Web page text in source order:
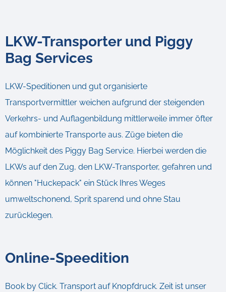
LKW-Transporter und Piggy
Bag Services
LKW-Speditionen und gut organisierte
Transportvermittler weichen aufgrund der steigenden
Verkehrs- und Auflagenbildung mittlerweile immer öfter
auf kombinierte Transporte aus. Züge bieten die
Möglichkeit des Piggy Bag Service. Hierbei werden die
LKWs auf den Zug, den LKW-Transporter, gefahren und
können "Huckepack" ein Stück Ihres Weges
umweltschonend, Sprit sparend und ohne Stau
zurücklegen.
Online-Speedition
Book by Click. Transport auf Knopfdruck. Zeit ist unser